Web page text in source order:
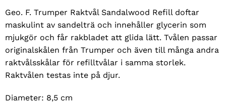
Geo. F. Trumper Raktvål Sandalwood Refill doftar
maskulint av sandelträ och innehåller glycerin som
mjukgör och får rakbladet att glida lätt. Tvålen passar
originalskålen från Trumper och även till många andra
raktvålsskålar för refilltvålar i samma storlek.
Raktvålen testas inte på djur.
Diameter: 8,5 cm